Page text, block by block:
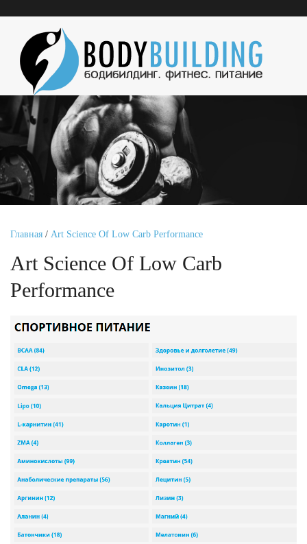
Главная / Art Science Of Low Carb Performance
Art Science Of Low Carb
Performance